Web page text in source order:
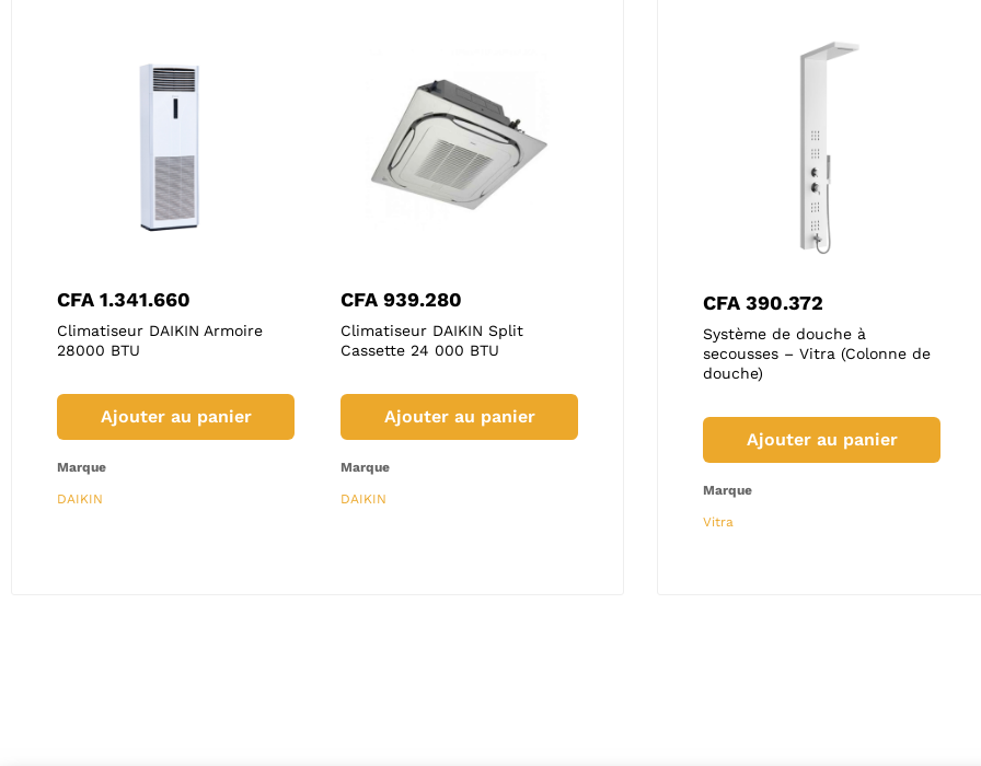
CFA 1.341.660
Climatiseur DAIKIN Armoire
28000 BTU
Ajouter au panier
Marque
DAIKIN
CFA 939.280
Climatiseur DAIKIN Split
Cassette 24 000 BTU
Ajouter au panier
Marque
DAIKIN
885.000
Climatiseur DAIKIN Split
Cassette 18 000 BTU
Ajouter au panier
000 BTU
Marque
douche –
CFA28.000
Douchette bidet chromée –
Vitra (Robinetterie)
Ajouter au panier
CFA190.000
Sortie de douchette murale –
Vitra (Colonne de douche)
Ajouter au panier
CFA 390.372
Système de douche à
secousses – Vitra (Colonne de
douche)
Ajouter au panier
Marque
Vitra